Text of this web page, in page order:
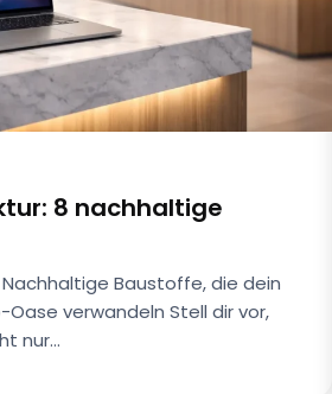
8 nachhaltige
Baustoffe, die dein
Oase verwandeln Stell dir vor,
nur…